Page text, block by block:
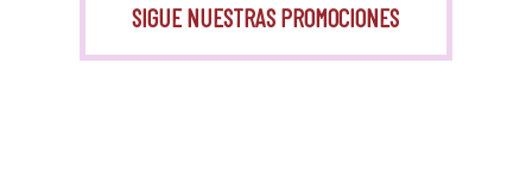
SIGUE NUESTRAS PROMOCIONES